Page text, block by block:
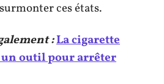
ces états.
:La cigarette
outil pour arrêter